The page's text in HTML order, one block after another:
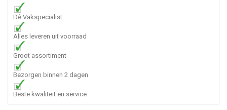
Dè Vakspecialist
Alles leveren uit voorraad
Groot assortiment
Bezorgen binnen 2 dagen
Beste kwaliteit en service